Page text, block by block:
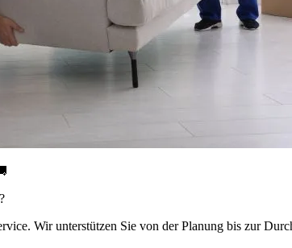
Wir unterstützen Sie von der Planung bis zur